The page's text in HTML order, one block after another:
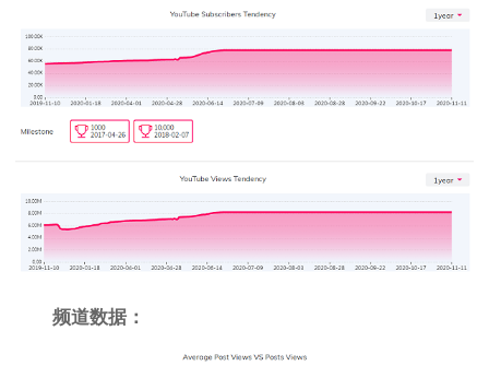
频道数据：